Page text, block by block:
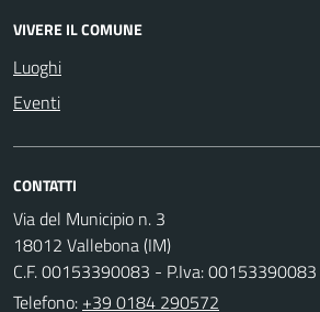
VIVERE IL COMUNE
Luoghi
Eventi
CONTATTI
Via del Municipio n. 3
18012 Vallebona (IM)
C.F. 00153390083 - P.Iva: 00153390083
Telefono: +39 0184 290572